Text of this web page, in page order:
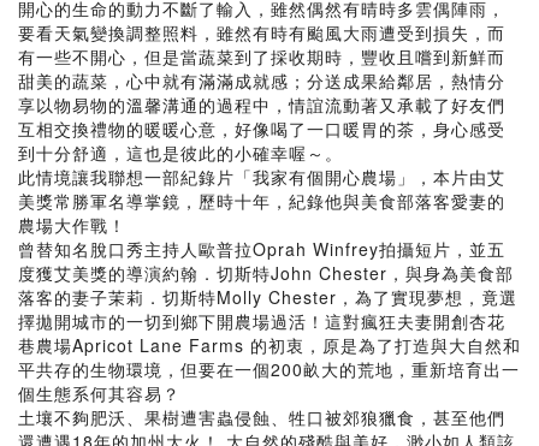
開心的生命的動力不斷了輸入，雖然偶然有晴時多雲偶陣雨，
要看天氣變換調整照料，雖然有時有颱風大雨遭受到損失，而
有一些不開心，但是當蔬菜到了採收期時，豐收且嚐到新鮮而
甜美的蔬菜，心中就有滿滿成就感；分送成果給鄰居，熱情分
享以物易物的溫馨溝通的過程中，情誼流動著又承載了好友們
互相交換禮物的暖暖心意，好像喝了一口暖胃的茶，身心感受
到十分舒適，這也是彼此的小確幸喔～。
此情境讓我聯想一部紀錄片「我家有個開心農場」，本片由艾
美獎常勝軍名導掌鏡，歷時十年，紀錄他與美食部落客愛妻的
農場大作戰！
曾替知名脫口秀主持人歐普拉Oprah Winfrey拍攝短片，並五
度獲艾美獎的導演約翰．切斯特John Chester，與身為美食部
落客的妻子茉莉．切斯特Molly Chester，為了實現夢想，竟選
擇拋開城市的一切到鄉下開農場過活！這對瘋狂夫妻開創杏花
巷農場Apricot Lane Farms 的初衷，原是為了打造與大自然和
平共存的生物環境，但要在一個200畝大的荒地，重新培育出一
個生態系何其容易？
土壤不夠肥沃、果樹遭害蟲侵蝕、牲口被郊狼獵食，甚至他們
還遭遇18年的加州大火！ 大自然的殘酷與美好，渺小如人類該